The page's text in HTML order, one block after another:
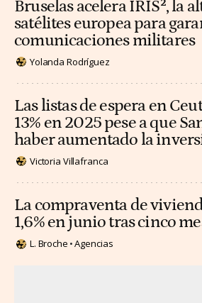
Bruselas acelera IRIS², la
satélites europea para
comunicaciones militares
Yolanda Rodríguez
Las listas de espera en
13% en 2025 pese a que
haber aumentado la
Victoria Villafranca
La compraventa de
1,6% en junio tras cinco
L. Broche Agencias